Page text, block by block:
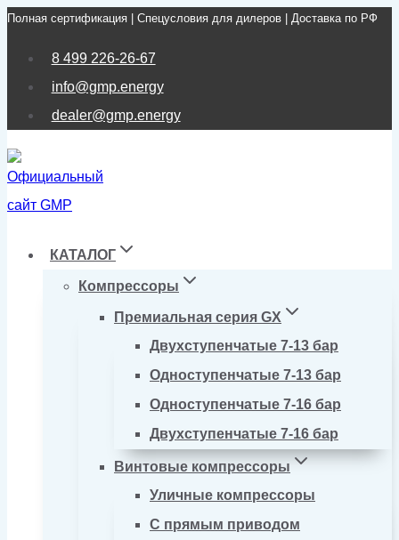
Перейти
Полная сертификация | Спецусловия для дилеров | Доставка по РФ
8 499 226-26-67
info@gmp.energy
dealer@gmp.energy
КАТАЛОГ
Компрессоры
Премиальная серия GX
Двухступенчатые 7-13 бар
Одноступенчатые 7-13 бар
Одноступенчатые 7-16 бар
Двухступенчатые 7-16 бар
Винтовые компрессоры
Уличные компрессоры
С прямым приводом